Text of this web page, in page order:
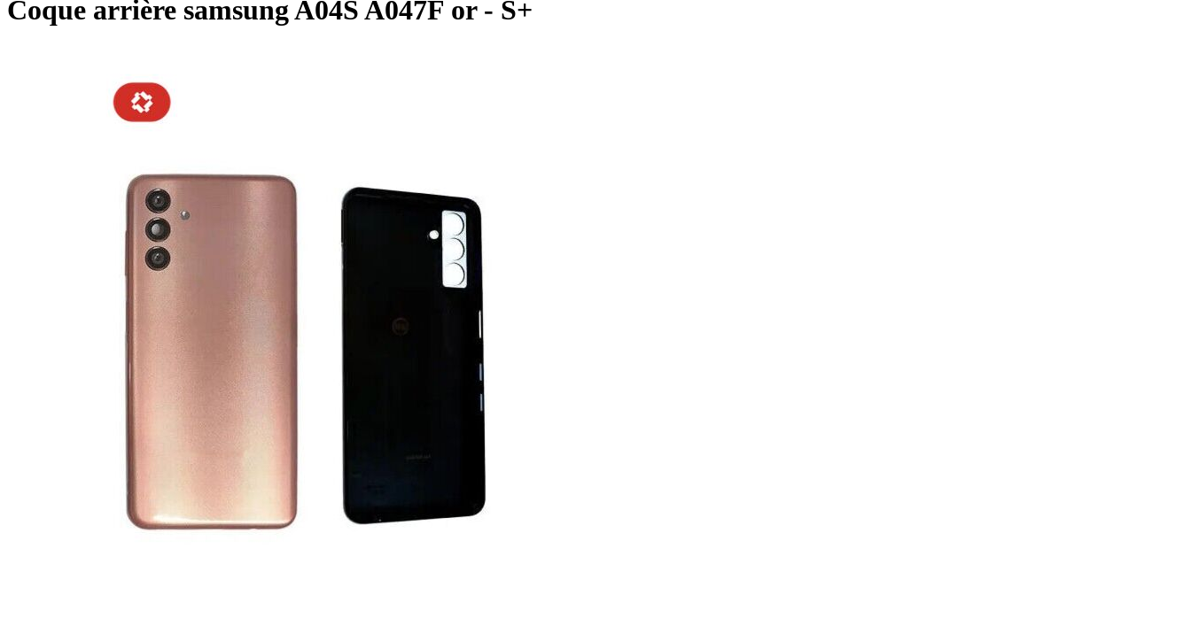
Coque arrière samsung A04S A047F or - S+